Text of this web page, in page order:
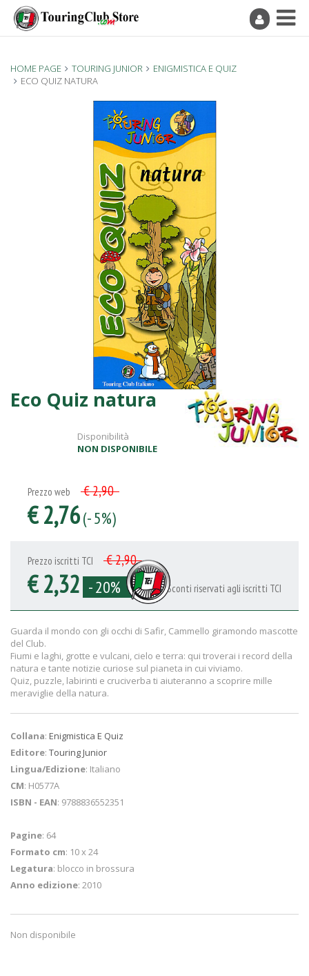
HOME PAGE TOURING JUNIOR
ENIGMISTICA E QUIZ
ECO QUIZ NATURA
Eco Quiz natura
Disponibilità
NON DISPONIBILE
Prezzo web € 2,90
€ 2,76(- 5%)
Prezzo iscritti TCI € 2,90
€ 2,32 - 20% Sconti riservati agli iscritti TCI
Guarda il mondo con gli occhi di Safir, Cammello giramondo mascotte
del Club.
Fiumi e laghi, grotte e vulcani, cielo e terra: qui troverai i record della
natura e tante notizie curiose sul pianeta in cui viviamo.
Quiz, puzzle, labirinti e cruciverba ti aiuteranno a scoprire mille
meraviglie della natura.
Collana: Enigmistica E Quiz
Editore: Touring Junior
Lingua/Edizione: Italiano
CM: H0577A
ISBN - EAN: 9788836552351
Pagine: 64
Formato cm: 10 x 24
Legatura: blocco in brossura
Anno edizione: 2010
Non disponibile